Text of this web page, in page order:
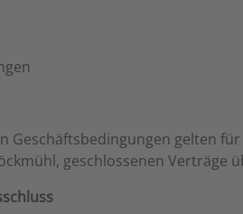
Geschäftsbedingungen gelten für
geschlossenen Verträge